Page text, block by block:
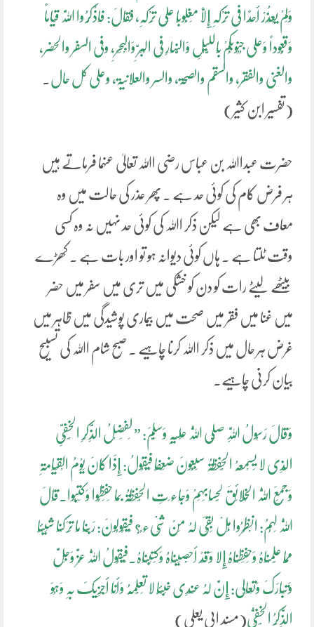
وَلَمْ یَعْذُرْ أَحَدًا فِی تَرْکِہِ إِلَّا مَغْلُوبًا عَلَی تَرْکِہِ، فَقَالَ: فَاذْکُرُوا اللَّہَ قِیاماً
وَقُعُوداً وَعَلی جُنُوبِکُمْ بِاللَّیْلِ وَالنَّہَارِ فِی الْبَرِّ وَالْبَحْرِ، وفی السفر والحضر،
والغنی والفقر، والسقم والصحۃ، والسر والعلانیۃ، وعلی کل حال
(تفسیر ابن کثیر)
حضرت عبداﷲ بن عباس رضی اﷲ تعالیٰ عنہما فرماتے ہیں
ہر فرض کام کی کوئی حد ہے ۔ پھر عذر کی حالت میں وہ
معاف بھی ہے لیکن ذکر اﷲ کی کوئی حد نہیں نہ وہ کسی
وقت ٹلتا ہے ۔ ہاں کوئی دیوانہ ہو تو اور بات ہے ۔ کھڑے
بیٹھے لیٹے رات کو دن کو خشکی میں تری میں سفر میں حضر
میں غنا میں فقر میں صحت میں بیماری پوشیدگی میں ظاہر میں
غرض ہر حال میں ذکر اﷲ کرنا چاہیے ۔ صبح شام اﷲ کی تسبیح
بیان کرنی چاہیے۔
وَقَالَ رَسُولُ اللَّہِ صَلَّی اللَّہُ عَلَیْہِ وَسَلَّمَ: ” لَفَضْلُ الذِّکْرِ الْخَفِیِّ
الَّذِی لا یَسْمَعُہُ الْحَفَظَۃُ سَبْعُونَ ضِعْفًا فَیَقُولُ: إِذَا کَانَ یَوْمُ الْقِیَامَۃِ
وَجَمَعَ اللَّہُ الْخَلائِقَ لِحِسَابِہِمْ وَجَاء َتِ الْحَفَظَۃُ بِمَا حَفِظُوا وَکَتَبُوا.قَالَ
اللَّہُ لَہُمُ: انْظُرُوا ہَلْ بَقِیَ لَہُ مِنْ شَیْء ٍ؟ فَیَقُولُونَ: رَبَّنَا مَا تَرَکْنَا شَیْئًا
مِمَّا عَلِمْنَاہُ وَحَفِظْنَاہُ إِلا وَقَدْ أَحْصَیْنَاہُ وَکَتَبْنَاہُ.فَیَقُولُ اللَّہُ عَزَّ وَجَلَّ
وَتَبَارَکَ وَتَعَالَی: إِنَّ لَہُ عِنْدِی خَبْئًا لا تَعْلَمُہُ وَأَنَا أَجْزِیکَ بِہِ وَہُوَ
الذِّکْرُ الْخَفِیُّ(مسند ابی یعلی)